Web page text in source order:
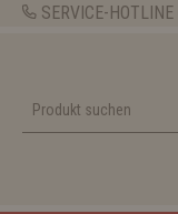
SERVICE-HOTLINE